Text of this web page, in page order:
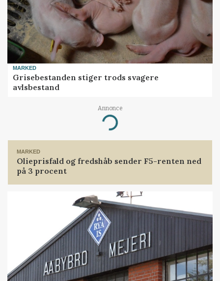
MARKED
Grisebestanden stiger trods svagere
avlsbestand
Annonce
Loading...
MARKED
Olieprisfald og fredshåb sender F5-renten ned
på 3 procent